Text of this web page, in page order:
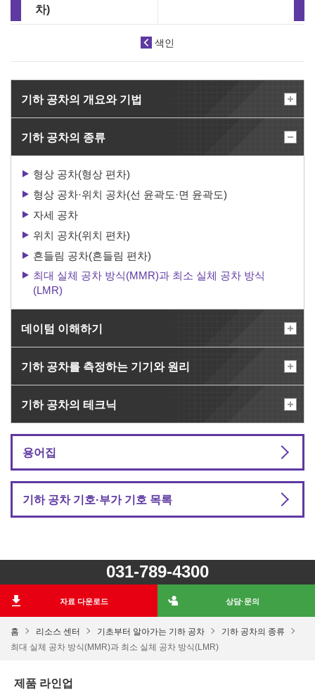
홈 리소스 센터 기초부터 알아가는 기하 공차
기하 공차의 종류
최대 실체 공차 방식(MMR)과 최소 실체 공차 방식(LMR)
차)
색인
기하 공차의 개요와 기법
기하 공차의 종류
형상 공차(형상 편차)
형상 공차·위치 공차(선 윤곽도·면 윤곽도)
자세 공차
위치 공차(위치 편차)
흔들림 공차(흔들림 편차)
최대 실체 공차 방식(MMR)과 최소 실체 공차 방식
(LMR)
데이텀 이해하기
기하 공차를 측정하는 기기와 원리
기하 공차의 테크닉
용어집
기하 공차 기호·부가 기호 목록
031-789-4300
자료 다운로드 상담·문의
제품 라인업